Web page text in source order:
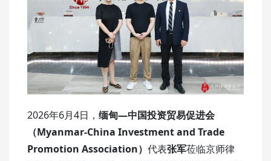
2026年6月4日， 缅甸—中国投资贸易促进会
（Myanmar-China Investment and Trade
Promotion Association） 代表张军莅临京师律